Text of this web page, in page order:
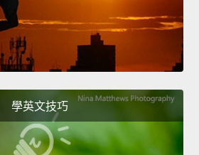
學英文技巧